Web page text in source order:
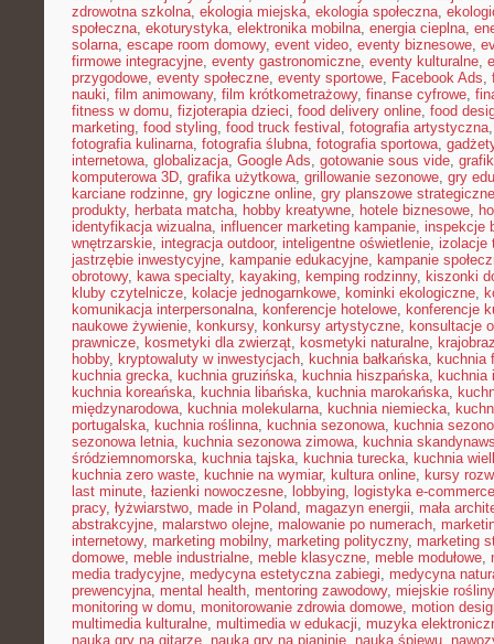
zdrowotna szkolna, ekologia miejska, ekologia społeczna,
społeczna, ekoturystyka, elektronika mobilna, energia cieplna,
solarna, escape room domowy, event video, eventy biznesowe,
firmowe integracyjne, eventy gastronomiczne, eventy kulturalne,
przygodowe, eventy społeczne, eventy sportowe, Facebook Ads,
nauki, film animowany, film krótkometrażowy, finanse cyfrowe,
fitness w domu, fizjoterapia dzieci, food delivery online, food
marketing, food styling, food truck festival , fotografia artystyczna
fotografia kulinarna, fotografia ślubna, fotografia sportowa,
internetowa, globalizacja, Google Ads, gotowanie sous vide,
komputerowa 3D, grafika użytkowa, grillowanie sezonowe, gry
karciane rodzinne, gry logiczne online, gry planszowe strategiczne
produkty, herbata matcha, hobby kreatywne, hotele biznesowe,
identyfikacja wizualna, influencer marketing kampanie, inspekcje
wnętrzarskie, integracja outdoor, inteligentne oświetlenie, izolacje
jastrzębie inwestycyjne, kampanie edukacyjne, kampanie
obrotowy, kawa specialty, kayaking, kemping rodzinny, kiszonki
kluby czytelnicze, kolacje jednogarnkowe, kominki ekologiczne,
komunikacja interpersonalna, konferencje hotelowe, konferencje
naukowe żywienie, konkursy, konkursy artystyczne, konsultacje
prawnicze, kosmetyki dla zwierząt, kosmetyki naturalne,
hobby, kryptowaluty w inwestycjach, kuchnia bałkańska, kuchnia
kuchnia grecka, kuchnia gruzińska, kuchnia hiszpańska, kuchnia
kuchnia koreańska, kuchnia libańska, kuchnia marokańska,
międzynarodowa, kuchnia molekularna, kuchnia niemiecka,
portugalska, kuchnia roślinna, kuchnia sezonowa, kuchnia
sezonowa letnia, kuchnia sezonowa zimowa, kuchnia
śródziemnomorska, kuchnia tajska, kuchnia turecka, kuchnia
kuchnia zero waste, kuchnie na wymiar, kultura online, kursy
last minute, łazienki nowoczesne, lobbying, logistyka e-commerce
pracy, łyżwiarstwo, made in Poland, magazyn energii, mała
abstrakcyjne, malarstwo olejne, malowanie po numerach,
internetowy, marketing mobilny, marketing polityczny, marketing
domowe, meble industrialne, meble klasyczne, meble modułowe,
media tradycyjne, medycyna estetyczna zabiegi, medycyna
prewencyjna, mental health, mentoring zawodowy, miejskie rośliny
monitoring w domu, monitorowanie zdrowia domowe, motion
multimedia kulturalne, multimedia w edukacji, muzyka
nauka gry na gitarze, nauka gry na pianinie, nauka śpiewu,